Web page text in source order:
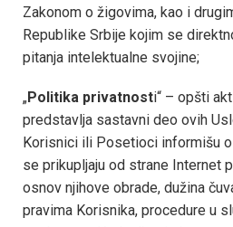
Zakonom o žigovima, kao i
Republike Srbije kojim se
pitanja intelektualne svojine;
„Politika privatnosti“ – opšti
predstavlja sastavni deo ovih
Korisnici ili Posetioci informišu
se prikupljaju od strane Internet
osnov njihove obrade, dužina
pravima Korisnika, procedure u